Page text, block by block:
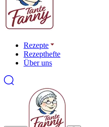
Rezepte
Rezepthefte
Über uns